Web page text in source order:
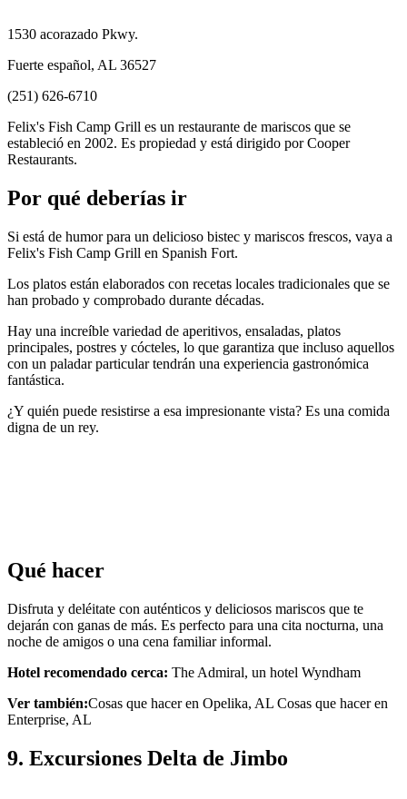
1530 acorazado Pkwy.
Fuerte español, AL 36527
(251) 626-6710
Felix's Fish Camp Grill es un restaurante de mariscos que se
estableció en 2002. Es propiedad y está dirigido por Cooper
Restaurants.
Por qué deberías ir
Si está de humor para un delicioso bistec y mariscos frescos, vaya a
Felix's Fish Camp Grill en Spanish Fort.
Los platos están elaborados con recetas locales tradicionales que se
han probado y comprobado durante décadas.
Hay una increíble variedad de aperitivos, ensaladas, platos
principales, postres y cócteles, lo que garantiza que incluso aquellos
con un paladar particular tendrán una experiencia gastronómica
fantástica.
¿Y quién puede resistirse a esa impresionante vista? Es una comida
digna de un rey.
Qué hacer
Disfruta y deléitate con auténticos y deliciosos mariscos que te
dejarán con ganas de más. Es perfecto para una cita nocturna, una
noche de amigos o una cena familiar informal.
Hotel recomendado cerca: The Admiral, un hotel Wyndham
Ver también:Cosas que hacer en Opelika, AL Cosas que hacer en
Enterprise, AL
9. Excursiones Delta de Jimbo